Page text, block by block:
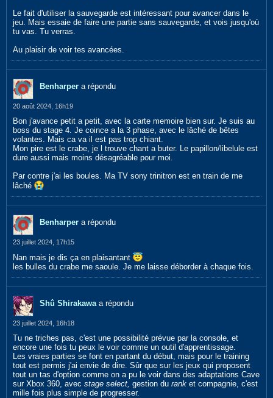
Le fait d'utiliser la sauvegarde est intéressant pour avancer dans le
jeu. Mais essaie de faire une partie sans sauvegarde, et vois jusqu'où
tu vas. Tu verras.
Au plaisir de voir tes avancées.
Benharper a répondu
20 août 2024, 16h19
Bon j'avance petit a petit, avec la carte memoire bien sur. Je suis au
boss du stage 4. Je coince a la 3 phase, avec le lâché de bêtes
volantes. Mais ca va il est pas trop chiant.
Mon pire est le crabe, je l trouve chant a buter. Le papillon/libelule est
dure aussi mais moins désagréable pour moi.
Par contre j'ai les boules. Ma TV sony trinitron est en train de me
lâché
Benharper a répondu
23 juillet 2024, 17h15
Nan mais je dis ça en plaisantant
les bulles du crabe me saoule. Je me laisse déborder à chaque fois.
Shû Shirakawa a répondu
23 juillet 2024, 16h18
Tu ne triches pas, c'est une possibilité prévue par la console, et
encore une fois tu peux le voir comme un outil d'apprentissage.
Les vraies parties se font en partant du début, mais pour le training
tout est permis j'ai envie de dire. Sûr que sur les jeux qui proposent
tout un tas d'option comme on a pu le voir dans des adaptations Cave
sur Xbox 360, avec stage select, gestion du rank et compagnie, c'est
mille fois plus simple de progresser.